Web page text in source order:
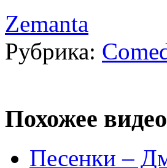
Zemanta
Рубрика:
Похожее видео
Песенки –